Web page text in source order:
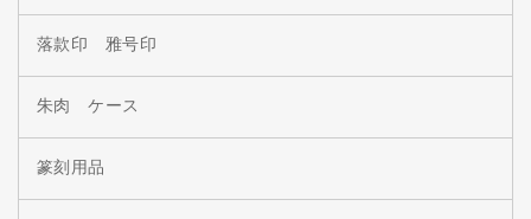
落款印 雅号印
朱肉 ケース
篆刻用品